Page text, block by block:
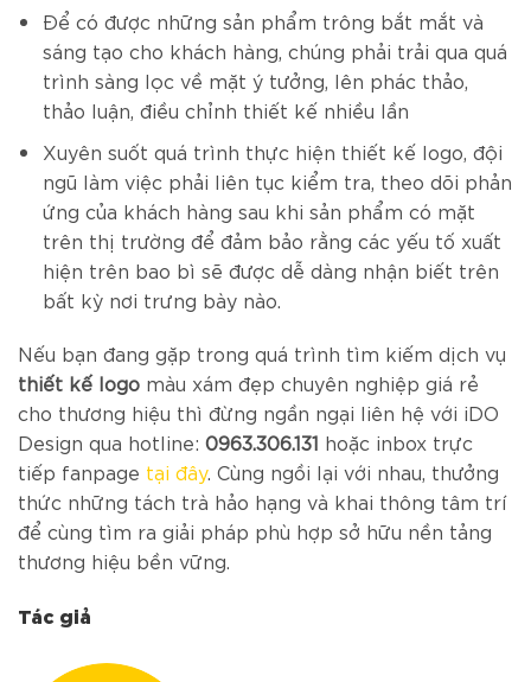
Để có được những sản phẩm trông bắt mắt và
sáng tạo cho khách hàng, chúng phải trải qua quá
trình sàng lọc về mặt ý tưởng, lên phác thảo,
thảo luận, điều chỉnh thiết kế nhiều lần
Xuyên suốt quá trình thực hiện thiết kế logo, đội
ngũ làm việc phải liên tục kiểm tra, theo dõi phản
ứng của khách hàng sau khi sản phẩm có mặt
trên thị trường để đảm bảo rằng các yếu tố xuất
hiện trên bao bì sẽ được dễ dàng nhận biết trên
bất kỳ nơi trưng bày nào.
Nếu bạn đang gặp trong quá trình tìm kiếm dịch vụ
thiết kế logo màu xám đẹp chuyên nghiệp giá rẻ
cho thương hiệu thì đừng ngần ngại liên hệ với iDO
Design qua hotline: 0963.306.131 hoặc inbox trực
tiếp fanpage tại đây. Cùng ngồi lại với nhau, thưởng
thức những tách trà hảo hạng và khai thông tâm trí
để cùng tìm ra giải pháp phù hợp sở hữu nền tảng
thương hiệu bền vững.
Tác giả